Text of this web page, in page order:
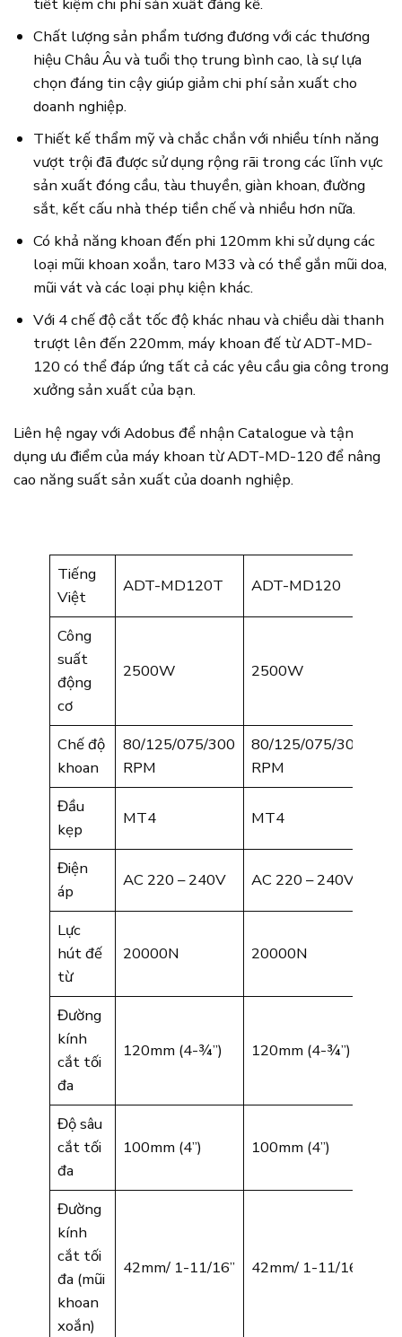
Chất lượng sản phẩm tương đương với các thương
hiệu Châu Âu và tuổi thọ trung bình cao, là sự lựa
chọn đáng tin cậy giúp giảm chi phí sản xuất cho
doanh nghiệp.
Thiết kế thẩm mỹ và chắc chắn với nhiều tính năng
vượt trội đã được sử dụng rộng rãi trong các lĩnh vực
sản xuất đóng cầu, tàu thuyền, giàn khoan, đường
sắt, kết cấu nhà thép tiền chế và nhiều hơn nữa.
Có khả năng khoan đến phi 120mm khi sử dụng các
loại mũi khoan xoắn, taro M33 và có thể gắn mũi doa,
mũi vát và các loại phụ kiện khác.
Với 4 chế độ cắt tốc độ khác nhau và chiều dài thanh
trượt lên đến 220mm, máy khoan đế từ ADT-MD-
120 có thể đáp ứng tất cả các yêu cầu gia công trong
xưởng sản xuất của bạn.
Liên hệ ngay với Adobus để nhận Catalogue và tận
dụng ưu điểm của máy khoan từ ADT-MD-120 để nâng
cao năng suất sản xuất của doanh nghiệp.
Tiếng
Việt
ADT-MD120T ADT-MD120
Công
suất
động
cơ
2500W 2500W
Chế độ
khoan
80/125/075/300
RPM
80/125/075/300
RPM
Đầu
kẹp
MT4 MT4
Điện
áp
AC 220 – 240V AC 220 – 240V
Lực
hút đế
từ
20000N 20000N
Đường
kính
cắt tối
đa
120mm (4-¾”) 120mm (4-¾”)
Độ sâu
cắt tối
đa
100mm (4”) 100mm (4”)
Đường
kính
cắt tối
đa (mũi
khoan
xoắn)
42mm/ 1-11/16” 42mm/ 1-11/16”